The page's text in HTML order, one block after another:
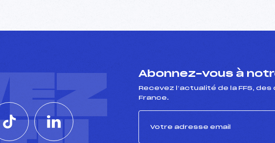
Abonnez-vous à
Recevez l’actualité de la FFS,
France.